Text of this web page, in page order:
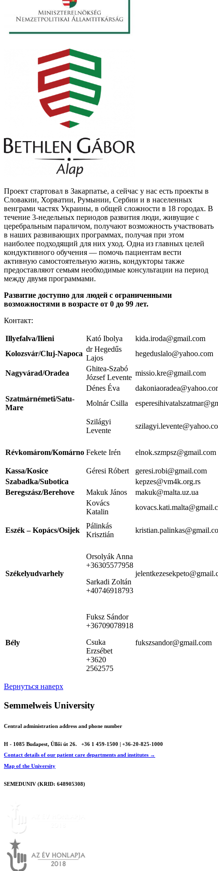
Проект стартовал в Закарпатье, а сейчас у нас есть проекты в
Словакии, Хорватии, Румынии, Сербии и в населенных
венграми частях Украины, в общей сложности в 18 городах. В
течение 3-недельных периодов развития люди, живущие с
церебральным параличом, получают возможность участвовать
в наших развивающих программах, получая при этом
наиболее подходящий для них уход. Одна из главных целей
кондуктивного обучения — помочь пациентам вести
активную самостоятельную жизнь, кондукторы также
предоставляют семьям необходимые консультации на период
между двумя программами.
Развитие доступно для людей с ограниченными
возможностями в возрасте от 0 до 99 лет.
Контакт:
Illyefalva/Ilieni Kató Ibolya
kida.iroda@gmail.com
Kolozsvár/Cluj-Napoca
dr Hegedűs
Lajos
hegeduslalo@yahoo.com
Nagyvárad/Oradea
Ghitea-Szabó
József Levente
missio.kre@gmail.com
Dénes Éva
Szatmárnémeti/Satu-
Mare
Molnár Csilla
Szilágyi
Levente
Révkomárom/Komárno Fekete Irén elnok.szmpsz@gmail.com
Kassa/Kosice Géresi Róbert
geresi.robi@gmail.com
Szabadka/Subotica
kepzes@vm4k.org.rs
Beregszász/Berehove
Makuk János
makuk@malta.uz.ua
Kovács
Katalin
Eszék – Kopács/Osijek
Pálinkás
Krisztián
Székelyudvarhely
Orsolyák Anna
+36305577958
Sarkadi Zoltán
+40746918793
Bély
Fuksz Sándor
+36709078918
Csuka
Erzsébet
+3620
2562575
fukszsandor@gmail.com
Вернуться наверх
Semmelweis University
Central administration address and phone number
H - 1085 Budapest, Üllői út 26.
+36 1 459-1500 | +36-20-825-1000
Contact details of our patient care departments and institutes →
Map of the University
SEMEDUNIV (KRID: 648905308)